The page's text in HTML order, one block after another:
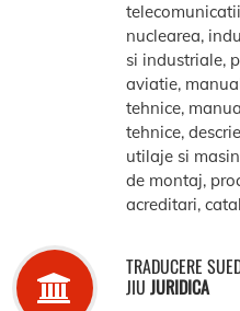
nuclearea,
si industriale,
aviatie,
tehnice,
tehnice,
utilaje si
de montaj,
acreditari,
TRADUCERE
JIU JURIDICA